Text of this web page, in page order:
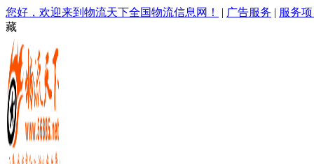
您好，欢迎来到物流天下全国物流信息网！ | 广告服务 | 服务
藏